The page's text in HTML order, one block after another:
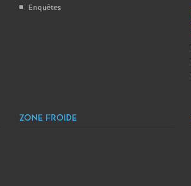
Enquêtes
ZONE FROIDE